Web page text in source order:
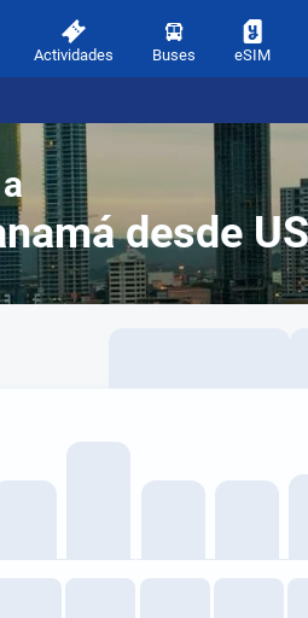
Actividades Buses eSIM
desde